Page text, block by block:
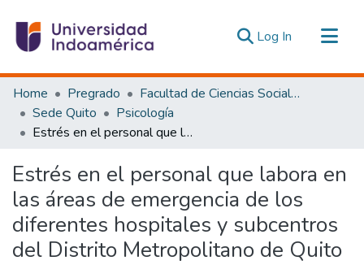
Log In (current)
Communities & Collections
All of DSpace
Statistics
Estadísticas Externas
Home Pregrado
Facultad de Ciencias Sociales y Humanas
Sede Quito
Psicología
Estrés en el personal que labora en las áreas de emergencia de los diferentes hospitales y subcentros del Distrito Metropolitano de Quito
Estrés en el personal que labora en
las áreas de emergencia de los
diferentes hospitales y subcentros
del Distrito Metropolitano de Quito